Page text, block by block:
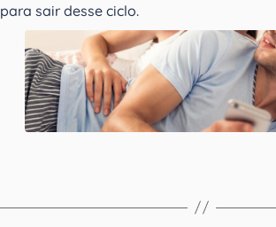
sair desse ciclo.